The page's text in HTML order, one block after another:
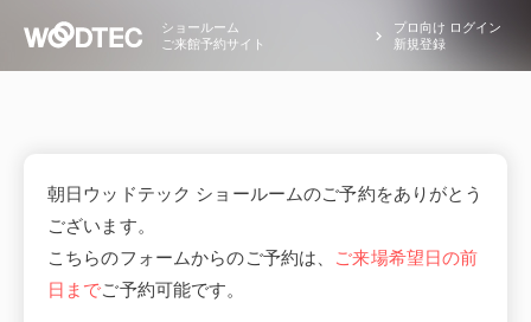
ショールーム
ご来館予約サイト
プロ向け ログイン
新規登録
朝日ウッドテック ショールームのご予約をありがとう
ございます。
こちらのフォームからのご予約は、
ご来場希望日の前
日までご予約可能です。